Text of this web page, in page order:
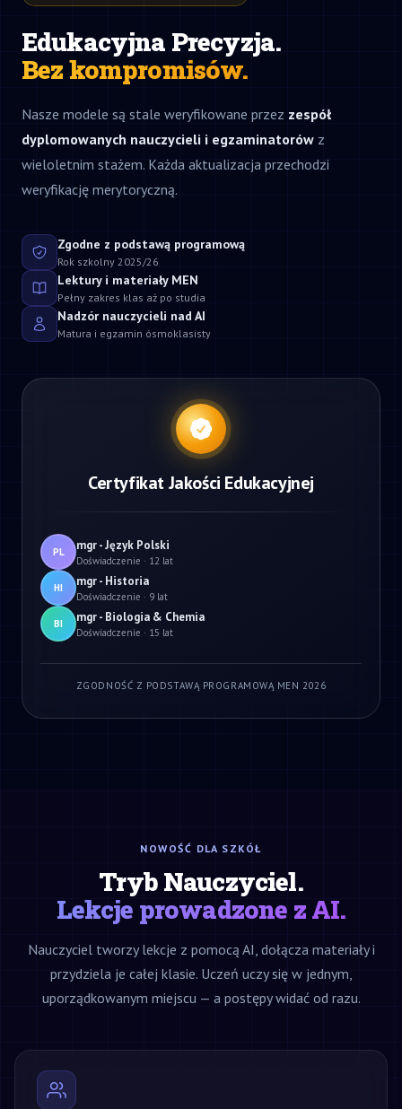
Edukacyjna Precyzja.
Bez kompromisów.
Nasze modele są stale weryfikowane przez zespół
dyplomowanych nauczycieli i egzaminatorów z
wieloletnim stażem. Każda aktualizacja przechodzi
weryfikację merytoryczną.
Zgodne z podstawą programową
Rok szkolny 2025/26
Lektury i materiały MEN
Pełny zakres klas aż po studia
Nadzór nauczycieli nad AI
Matura i egzamin ósmoklasisty
Certyfikat Jakości Edukacyjnej
PL mgr - Język Polski
Doświadczenie · 12 lat
HI mgr - Historia
Doświadczenie · 9 lat
BI mgr - Biologia & Chemia
Doświadczenie · 15 lat
ZGODNOŚĆ Z PODSTAWĄ PROGRAMOWĄ MEN 2026
NOWOŚĆ DLA SZKÓŁ
Tryb Nauczyciel.
Lekcje prowadzone z AI.
Nauczyciel tworzy lekcje z pomocą AI, dołącza materiały i
przydziela je całej klasie. Uczeń uczy się w jednym,
uporządkowanym miejscu — a postępy widać od razu.